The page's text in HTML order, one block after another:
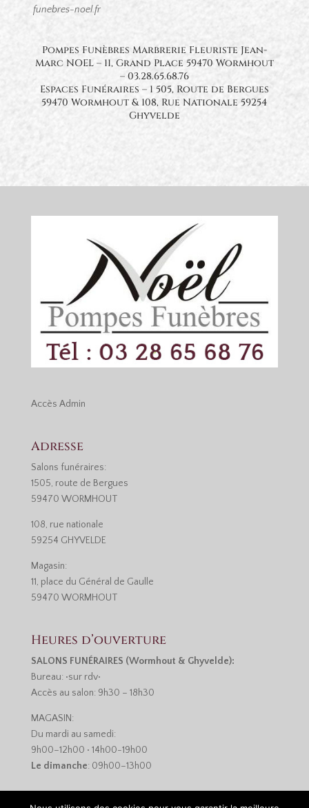
funebres-noel.fr
Pompes Funèbres Marbrerie Fleuriste Jean-
Marc NOEL – 11, Grand Place 59470 Wormhout
– 03.28.65.68.76
Espaces Funéraires – 1 505, Route de Bergues
59470 Wormhout & 108, Rue Nationale 59254
Ghyvelde
Accès Admin
Adresse
Salons funéraires:
1505, route de Bergues
59470 WORMHOUT
108, rue nationale
59254 GHYVELDE
Magasin:
11, place du Général de Gaulle
59470 WORMHOUT
Heures d’ouverture
SALONS FUNÉRAIRES (Wormhout & Ghyvelde):
Bureau: •sur rdv•
Accès au salon: 9h30 – 18h30
MAGASIN:
Du mardi au samedi:
9h00–12h00 • 14h00-19h00
Le dimanche: 09h00–13h00